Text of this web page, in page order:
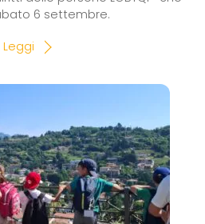
6 settembre.
Leggi